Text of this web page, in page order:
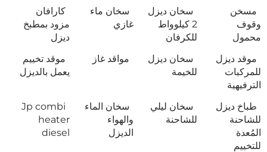
مسخن
وقوف
محمول
سخان ديزل
2 كيلوواط
للكرفان
سخان ماء
غازي
كارافان
مزود بمطبخ
ديزل
موقد ديزل
للمركبات
الترفيهية
سخان ديزل
للخيمة
مواقد غاز
موقد تخييم
يعمل بالديزل
طباخ ديزل
للشاحنة
المُعدة
للتخييم
سخان ليلي
للشاحنة
سخان الماء
والهواء
الديزل
Jp combi
heater
diesel